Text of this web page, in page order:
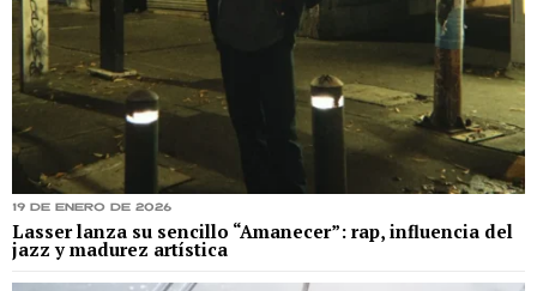
19 de enero de 2026
Lasser lanza su sencillo “Amanecer”: rap, influencia del
jazz y madurez artística